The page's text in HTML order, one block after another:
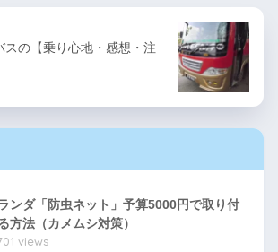
スの【乗り心地・感想・注
ンダ「防虫ネット」予算5000円で取り付
方法（カメムシ対策）
views